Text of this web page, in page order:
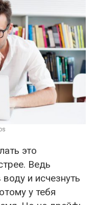
это
Ведь
и исчезнуть
у тебя